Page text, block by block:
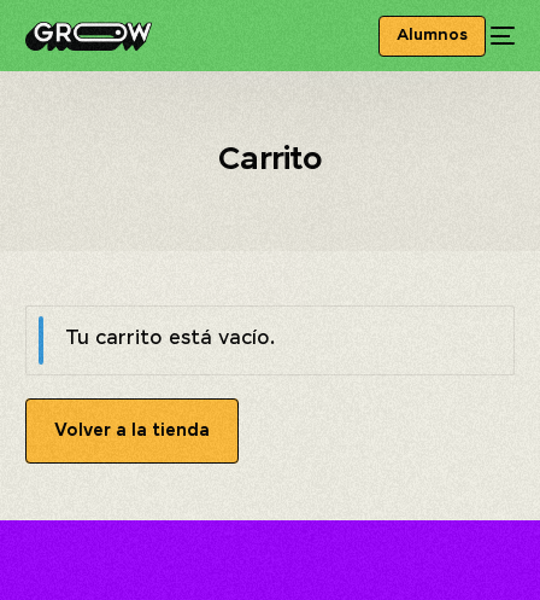
Alumnos
Carrito
Tu carrito está vacío.
Volver a la tienda